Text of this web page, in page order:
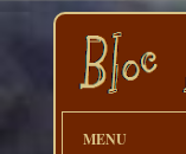
MENU